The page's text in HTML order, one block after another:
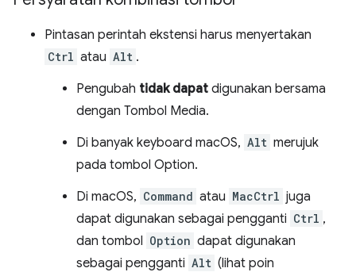
Pintasan perintah ekstensi harus menyertakan
Ctrl atau Alt .
Pengubah tidak dapat digunakan bersama
dengan Tombol Media.
Di banyak keyboard macOS, Alt merujuk
pada tombol Option.
Di macOS, Command atau MacCtrl juga
dapat digunakan sebagai pengganti Ctrl ,
dan tombol Option dapat digunakan
sebagai pengganti Alt (lihat poin